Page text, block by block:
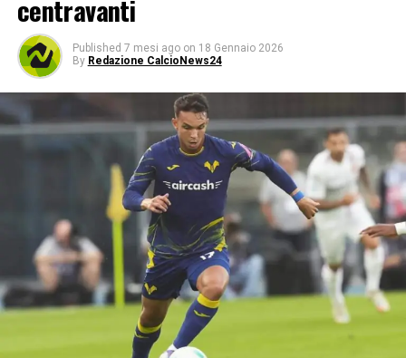
centravanti
Published 7 mesi ago on 18 Gennaio 2026
By Redazione CalcioNews24